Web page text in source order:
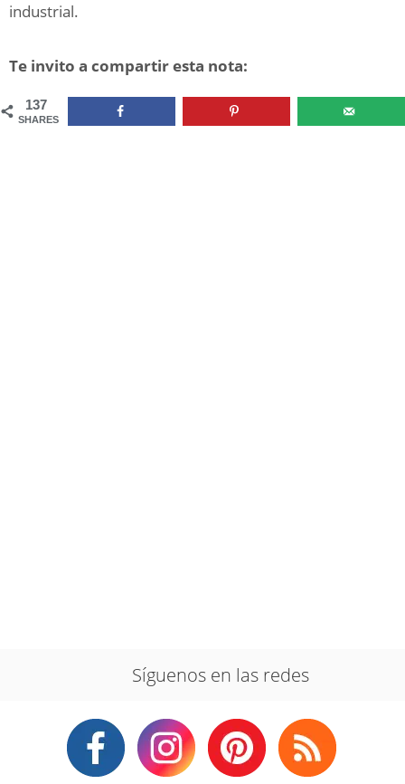
industrial.
Te invito a compartir esta nota:
137
SHARES
Síguenos en las redes